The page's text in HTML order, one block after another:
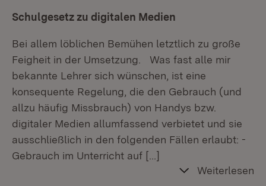
Schulgesetz zu digitalen Medien
Bei allem löblichen Bemühen letztlich zu große
Feigheit in der Umsetzung. Was fast alle mir
bekannte Lehrer sich wünschen, ist eine
konsequente Regelung, die den Gebrauch (und
allzu häufig Missbrauch) von Handys bzw.
digitaler Medien allumfassend verbietet und sie
ausschließlich in den folgenden Fällen erlaubt: -
Gebrauch im Unterricht auf […]
Weiterlesen